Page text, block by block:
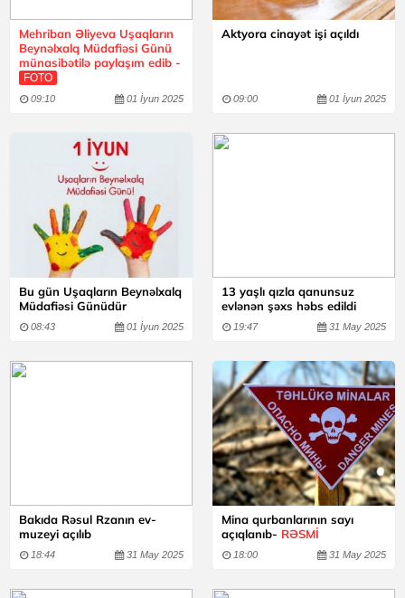
Mehriban Əliyeva Uşaqların
Beynəlxalq Müdafiəsi Günü
münasibətilə paylaşım edib -
FOTO
09:10 01 İyun 2025
Aktyora cinayət işi açıldı
09:00 01 İyun 2025
Bu gün Uşaqların Beynəlxalq
Müdafiəsi Günüdür
08:43 01 İyun 2025
13 yaşlı qızla qanunsuz
evlənən şəxs həbs edildi
19:47 31 May 2025
Bakıda Rəsul Rzanın ev-
muzeyi açılıb
18:44 31 May 2025
Mina qurbanlarının sayı
açıqlanıb- RƏSMİ
18:00 31 May 2025